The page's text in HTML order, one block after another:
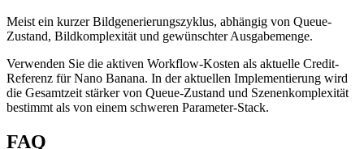
Meist ein kurzer Bildgenerierungszyklus, abhängig von Queue-
Zustand, Bildkomplexität und gewünschter Ausgabemenge.
Verwenden Sie die aktiven Workflow-Kosten als aktuelle Credit-
Referenz für Nano Banana. In der aktuellen Implementierung wird
die Gesamtzeit stärker von Queue-Zustand und Szenenkomplexität
bestimmt als von einem schweren Parameter-Stack.
FAQ